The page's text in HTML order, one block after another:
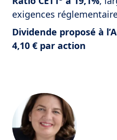
exigences
Dividende proposé à
4,10 € par action